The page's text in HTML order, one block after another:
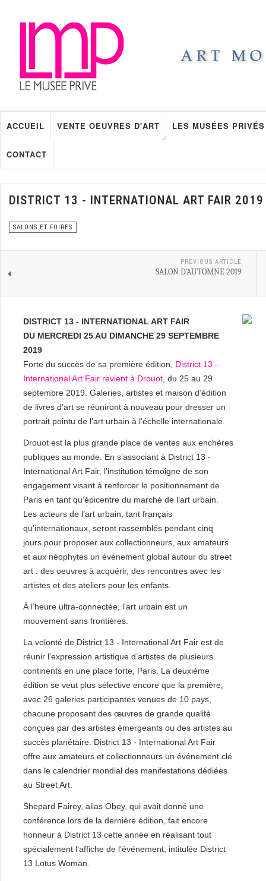
ACCUEIL VENTE OEUVRES D'ART LES MUSÉES PRIVÉS
CONTACT
DISTRICT 13 - INTERNATIONAL ART FAIR 2019
SALONS ET FOIRES
PREVIOUS ARTICLE
SALON D'AUTOMNE 2019
DISTRICT 13 - INTERNATIONAL ART FAIR
DU MERCREDI 25 AU DIMANCHE 29 SEPTEMBRE
2019
Forte du succès de sa première édition, District 13 –
International Art Fair revient à Drouot , du 25 au 29
septembre 2019. Galeries, artistes et maison d’édition
de livres d’art se réuniront à nouveau pour dresser un
portrait pointu de l’art urbain à l’échelle internationale.
Drouot est la plus grande place de ventes aux enchères
publiques au monde. En s’associant à District 13 -
International Art Fair, l’institution témoigne de son
engagement visant à renforcer le positionnement de
Paris en tant qu’épicentre du marché de l’art urbain.
Les acteurs de l’art urbain, tant français
qu’internationaux, seront rassemblés pendant cinq
jours pour proposer aux collectionneurs, aux amateurs
et aux néophytes un événement global autour du street
art : des oeuvres à acquérir, des rencontres avec les
artistes et des ateliers pour les enfants.
À l’heure ultra-connectée, l’art urbain est un
mouvement sans frontières.
La volonté de District 13 - International Art Fair est de
réunir l’expression artistique d’artistes de plusieurs
continents en une place forte, Paris. La deuxième
édition se veut plus sélective encore que la première,
avec 26 galeries participantes venues de 10 pays,
chacune proposant des œuvres de grande qualité
conçues par des artistes émergeants ou des artistes au
succès planétaire. District 13 - International Art Fair
offre aux amateurs et collectionneurs un événement clé
dans le calendrier mondial des manifestations dédiées
au Street Art.
Shepard Fairey, alias Obey, qui avait donné une
conférence lors de la dernière édition, fait encore
honneur à District 13 cette année en réalisant tout
spécialement l‘affiche de l’événement, intitulée District
13 Lotus Woman.